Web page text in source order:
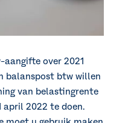
aangifte over 2021
balanspost btw willen
van belastingrente
april 2022 te doen.